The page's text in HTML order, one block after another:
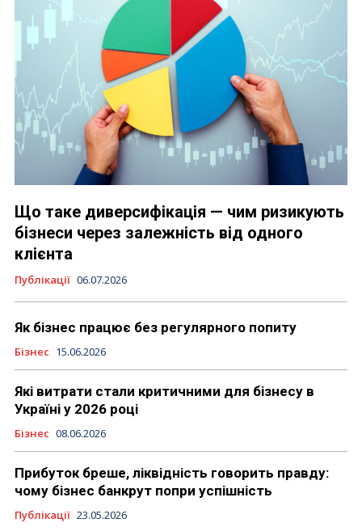
Що таке диверсифікація — чим ризикують
бізнеси через залежність від одного
клієнта
Публікації 06.07.2026
Як бізнес працює без регулярного попиту
Бізнес 15.06.2026
Які витрати стали критичними для бізнесу в
Україні у 2026 році
Бізнес 08.06.2026
Прибуток бреше, ліквідність говорить правду:
чому бізнес банкрут попри успішність
Публікації 23.05.2026